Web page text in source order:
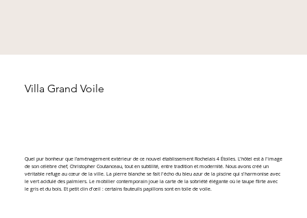
Villa Grand Voile
Quel pur bonheur que l’aménagement extérieur de ce nouvel établissement Rochelais 4 Étoiles. L'hôtel est à l'image
de son célèbre chef, Christopher Coutanceau, tout en subtilité, entre tradition et modernité. Nous avons créé un
véritable refuge au cœur de la ville. La pierre blanche se fait l'écho du bleu azur de la piscine qui s'harmonise avec
le vert acidulé des palmiers. Le mobilier contemporain joue la carte de la sobriété élégante où le taupe flirte avec
le gris et du bois. Et petit clin d'œil : certains fauteuils papillons sont en toile de voile.